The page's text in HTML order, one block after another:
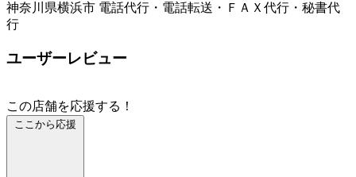
神奈川県横浜市 電話代行・電話転送・ＦＡＸ代行・秘書代
行
ユーザーレビュー
この店舗を応援する！
ここから応援